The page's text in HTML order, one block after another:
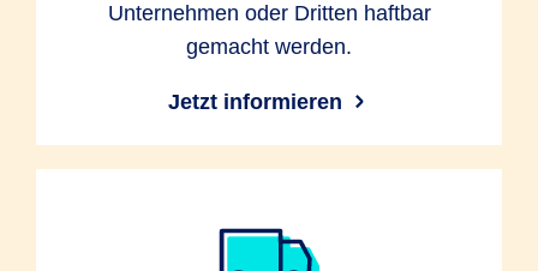
Unternehmen oder Dritten haftbar
gemacht werden.
Jetzt informieren